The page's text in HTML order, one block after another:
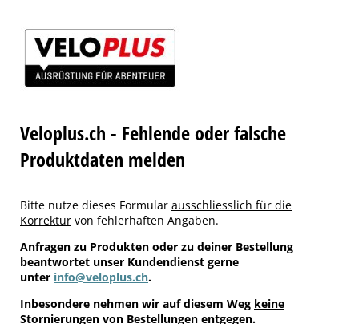
Veloplus.ch - Fehlende oder falsche
Produktdaten melden
Bitte nutze dieses Formular ausschliesslich für die
Korrektur von fehlerhaften Angaben.
Anfragen zu Produkten oder zu deiner Bestellung
beantwortet unser Kundendienst gerne
unter info@veloplus.ch.
Inbesondere nehmen wir auf diesem Weg keine
Stornierungen von Bestellungen entgegen.